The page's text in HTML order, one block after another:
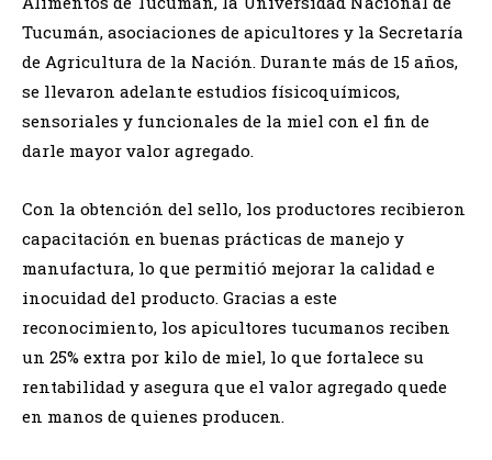
Tucumán, asociaciones de apicultores y la Secretaría
de Agricultura de la Nación. Durante más de 15 años,
se llevaron adelante estudios físicoquímicos,
sensoriales y funcionales de la miel con el fin de
darle mayor valor agregado.
Con la obtención del sello, los productores recibieron
capacitación en buenas prácticas de manejo y
manufactura, lo que permitió mejorar la calidad e
inocuidad del producto. Gracias a este
reconocimiento, los apicultores tucumanos reciben
un 25% extra por kilo de miel, lo que fortalece su
rentabilidad y asegura que el valor agregado quede
en manos de quienes producen.